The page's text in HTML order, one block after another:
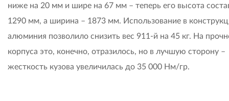
ниже на 20 мм и шире на 67 мм – теперь его высота
1290 мм, а ширина – 1873 мм. Использование в
алюминия позволило снизить вес 911-й на 45 кг. На
корпуса это, конечно, отразилось, но в лучшую сторону –
жесткость кузова увеличилась до 35 000 Нм/гр.